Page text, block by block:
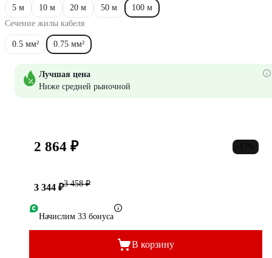
5 м 10 м 20 м 50 м
100 м
Сечение жилы кабеля
0.5 мм² 0.75 мм²
Лучшая цена
Ниже средней рыночной
2 864 ₽
3 344 ₽3 458 ₽
Начислим 33 бонуса
В корзину